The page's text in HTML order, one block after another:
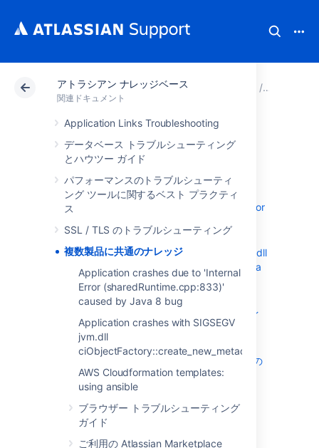
アトラシアン ナレッジベース
関連ドキュメント
Application Links Troubleshooting
データベース トラブルシューティング
とハウツー ガイド
パフォーマンスのトラブルシューティ
ング ツールに関するベスト プラクティ
ス
SSL / TLS のトラブルシューティング
複数製品に共通のナレッジ
Application crashes due to 'Internal
Error (sharedRuntime.cpp:833)'
caused by Java 8 bug
Application crashes with SIGSEGV
jvm.dll
ciObjectFactory::create_new_metadata
AWS Cloudformation templates:
using ansible
ブラウザー トラブルシューティング
ガイド
ご利用の Atlassian Marketplace
アトラシアン サポート 関連ドキュメント
複数製品に共通の
ナレッジ
Application crashes due to 'Internal Error
Java 8 bug
Application crashes with SIGSEGV jvm.dll
ciObjectFactory::create_new_metadata
AWS Cloudformation templates: using
ansible
ブラウザー トラブルシューティングガイ
ド
ご利用の Atlassian Marketplace Data
Center & サーバー アプリのクラウドでの
代替
Disabling or Enabling Analytics throws
Configuration change could not be
saved, check your connection with the